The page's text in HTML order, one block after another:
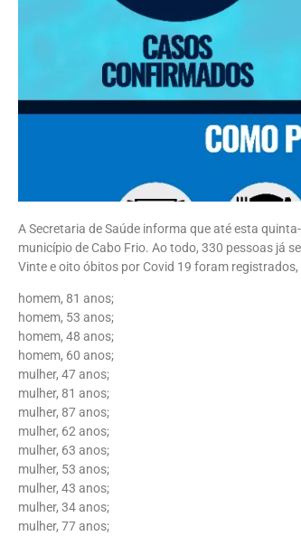
A Secretaria de Saúde informa que até esta
município de Cabo Frio. Ao todo, 330 pessoas já
Vinte e oito óbitos por Covid 19 foram registrados,
homem, 81 anos;
homem, 53 anos;
homem, 48 anos;
homem, 60 anos;
mulher, 47 anos;
mulher, 81 anos;
mulher, 87 anos;
mulher, 62 anos;
mulher, 63 anos;
mulher, 53 anos;
mulher, 43 anos;
mulher, 34 anos;
mulher, 77 anos;